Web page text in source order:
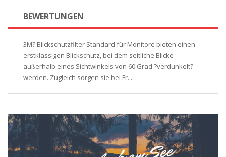
BEWERTUNGEN
3M? Blickschutzfilter Standard für Monitore bieten einen
erstklassigen Blickschutz, bei dem seitliche Blicke
außerhalb eines Sichtwinkels von 60 Grad ?verdunkelt?
werden. Zugleich sorgen sie bei Fr...